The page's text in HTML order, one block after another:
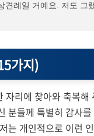
견례일 거예요. 저도 그
가지)
리에 찾아와 축복해
분들께 특별히 감사
는 개인적으로 이런